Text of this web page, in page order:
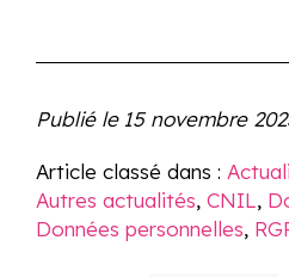
Publié le 15 novembre
Article classé dans :
Autres actualités, CNIL,
Données personnelles,